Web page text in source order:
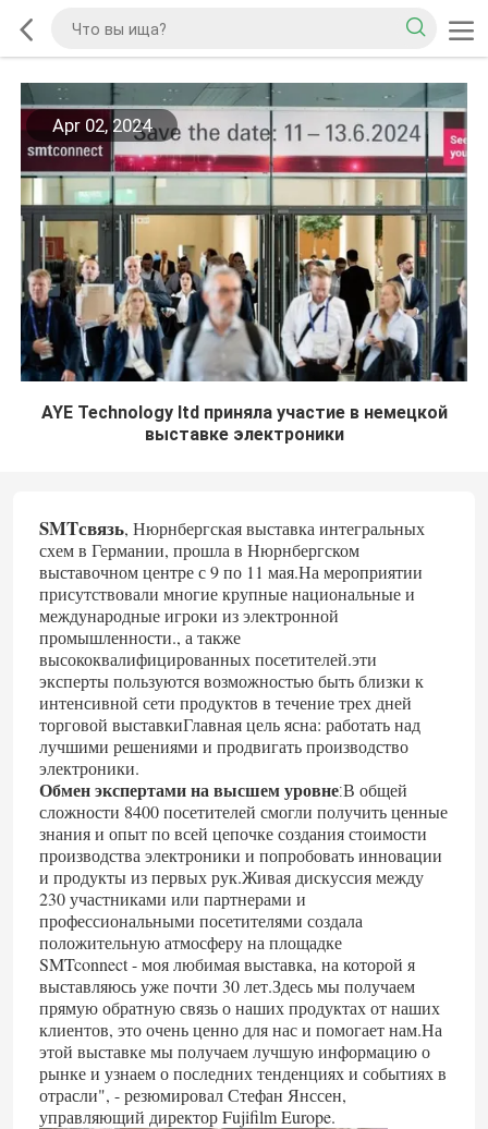
Apr 02, 2024
AYE Technology ltd приняла участие в немецкой
выставке электроники
SMTсвязь, Нюрнбергская выставка интегральных
схем в Германии, прошла в Нюрнбергском
выставочном центре с 9 по 11 мая.На мероприятии
присутствовали многие крупные национальные и
международные игроки из электронной
промышленности., а также
высококвалифицированных посетителей.эти
эксперты пользуются возможностью быть близки к
интенсивной сети продуктов в течение трех дней
торговой выставкиГлавная цель ясна: работать над
лучшими решениями и продвигать производство
электроники.
Обмен экспертами на высшем уровне:В общей
сложности 8400 посетителей смогли получить ценные
знания и опыт по всей цепочке создания стоимости
производства электроники и попробовать инновации
и продукты из первых рук.Живая дискуссия между
230 участниками или партнерами и
профессиональными посетителями создала
положительную атмосферу на площадке
SMTconnect - моя любимая выставка, на которой я
выставляюсь уже почти 30 лет.Здесь мы получаем
прямую обратную связь о наших продуктах от наших
клиентов, это очень ценно для нас и помогает нам.На
этой выставке мы получаем лучшую информацию о
рынке и узнаем о последних тенденциях и событиях в
отрасли", - резюмировал Стефан Янссен,
управляющий директор Fujifilm Europe.